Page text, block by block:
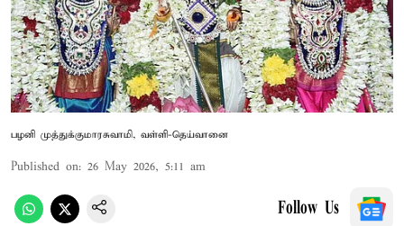
பழனி முத்துக்குமாரசுவாமி, வள்ளி-தெய்வானை
Published on: 26 May 2026, 5:11 am
Follow Us